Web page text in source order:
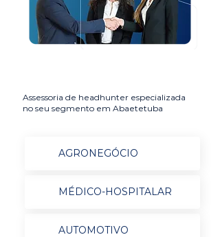
Assessoria de headhunter especializada
no seu segmento em Abaetetuba
AGRONEGÓCIO
MÉDICO-HOSPITALAR
AUTOMOTIVO